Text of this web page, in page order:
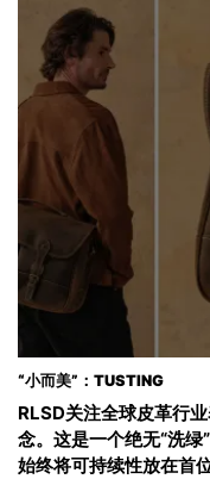
“小而美”：TUSTING
RLSD关注全球皮革行
念。这是一个绝无“洗
始终将可持续性放在首